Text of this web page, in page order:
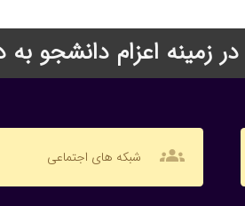
groups شبکه های اجتماعی